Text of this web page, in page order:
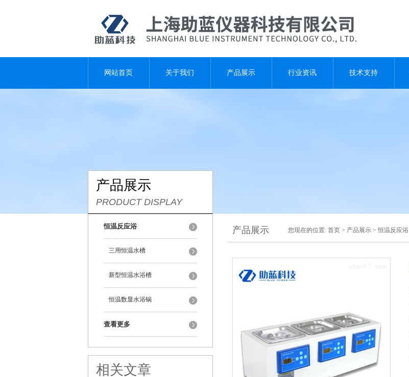
网站首页 关于我们 产品展示 行业资讯 技术支持
产品展示
PRODUCT DISPLAY
恒温反应浴
三用恒温水槽
新型恒温水浴槽
恒温数显水浴锅
查看更多
相关文章
产品展示 您现在的位置: 首页 > 产品展示 >恒温反应浴